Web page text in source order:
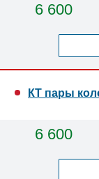
6 600
КТ пары
6 600